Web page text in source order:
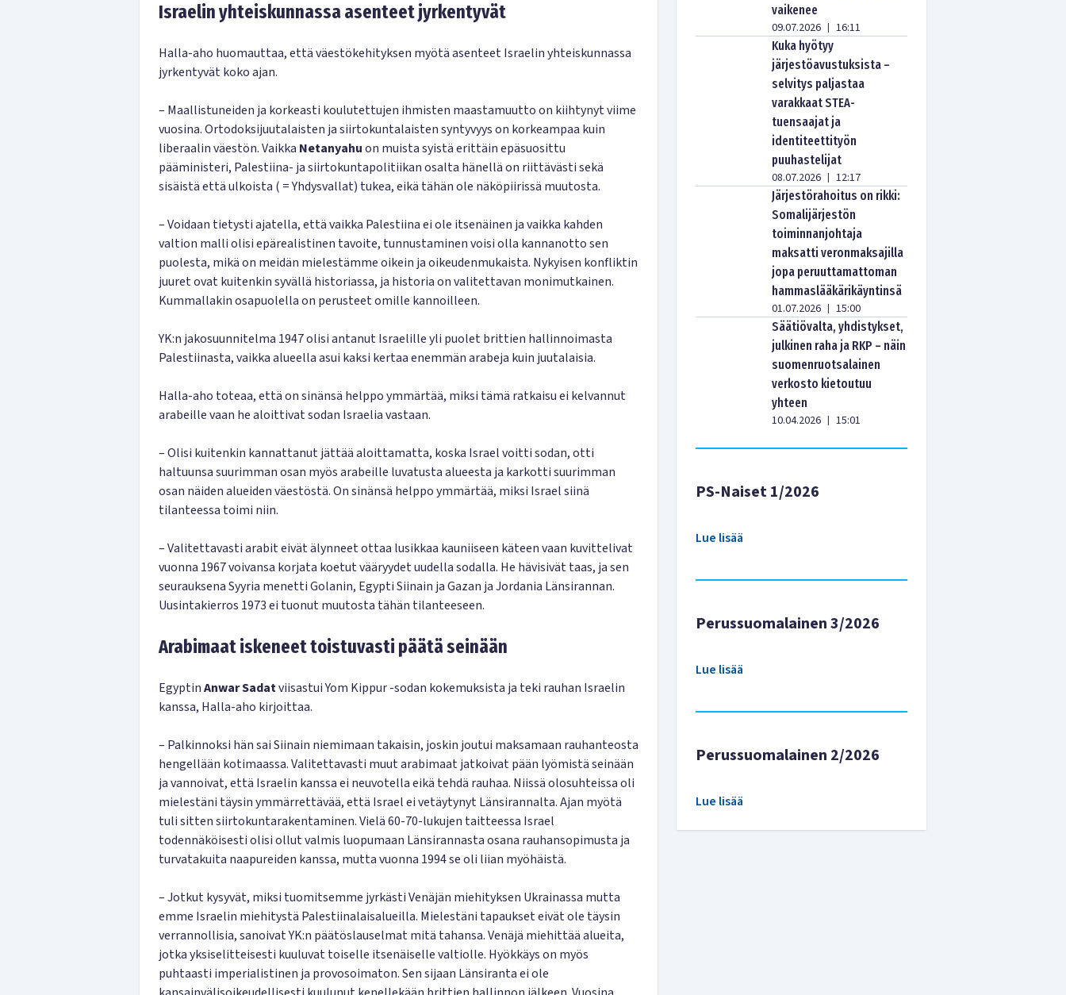
Israelin yhteiskunnassa asenteet jyrkentyvät
Halla-aho huomauttaa, että väestökehityksen myötä asenteet Israelin yhteiskunnassa
jyrkentyvät koko ajan.
– Maallistuneiden ja korkeasti koulutettujen ihmisten maastamuutto on kiihtynyt viime
vuosina. Ortodoksijuutalaisten ja siirtokuntalaisten syntyvyys on korkeampaa kuin
liberaalin väestön. Vaikka Netanyahuon muista syistä erittäin epäsuosittu
pääministeri, Palestiina- ja siirtokuntapolitiikan osalta hänellä on riittävästi sekä
sisäistä että ulkoista ( = Yhdysvallat) tukea, eikä tähän ole näköpiirissä muutosta.
– Voidaan tietysti ajatella, että vaikka Palestiina ei ole itsenäinen ja vaikka kahden
valtion malli olisi epärealistinen tavoite, tunnustaminen voisi olla kannanotto sen
puolesta, mikä on meidän mielestämme oikein ja oikeudenmukaista. Nykyisen konfliktin
juuret ovat kuitenkin syvällä historiassa, ja historia on valitettavan monimutkainen.
Kummallakin osapuolella on perusteet omille kannoilleen.
YK:n jakosuunnitelma 1947 olisi antanut Israelille yli puolet brittien hallinnoimasta
Palestiinasta, vaikka alueella asui kaksi kertaa enemmän arabeja kuin juutalaisia.
Halla-aho toteaa, että on sinänsä helppo ymmärtää, miksi tämä ratkaisu ei kelvannut
arabeille vaan he aloittivat sodan Israelia vastaan.
– Olisi kuitenkin kannattanut jättää aloittamatta, koska Israel voitti sodan, otti
haltuunsa suurimman osan myös arabeille luvatusta alueesta ja karkotti suurimman
osan näiden alueiden väestöstä. On sinänsä helppo ymmärtää, miksi Israel siinä
tilanteessa toimi niin.
– Valitettavasti arabit eivät älynneet ottaa lusikkaa kauniiseen käteen vaan kuvittelivat
vuonna 1967 voivansa korjata koetut vääryydet uudella sodalla. He hävisivät taas, ja sen
seurauksena Syyria menetti Golanin, Egypti Siinain ja Gazan ja Jordania Länsirannan.
Uusintakierros 1973 ei tuonut muutosta tähän tilanteeseen.
Arabimaat iskeneet toistuvasti päätä seinään
EgyptinAnwar Sadatviisastui Yom Kippur -sodan kokemuksista ja teki rauhan Israelin
kanssa, Halla-aho kirjoittaa.
– Palkinnoksi hän sai Siinain niemimaan takaisin, joskin joutui maksamaan rauhanteosta
hengellään kotimaassa. Valitettavasti muut arabimaat jatkoivat pään lyömistä seinään
ja vannoivat, että Israelin kanssa ei neuvotella eikä tehdä rauhaa. Niissä olosuhteissa oli
mielestäni täysin ymmärrettävää, että Israel ei vetäytynyt Länsirannalta. Ajan myötä
tuli sitten siirtokuntarakentaminen. Vielä 60-70-lukujen taitteessa Israel
todennäköisesti olisi ollut valmis luopumaan Länsirannasta osana rauhansopimusta ja
turvatakuita naapureiden kanssa, mutta vuonna 1994 se oli liian myöhäistä.
– Jotkut kysyvät, miksi tuomitsemme jyrkästi Venäjän miehityksen Ukrainassa mutta
emme Israelin miehitystä Palestiinalaisalueilla. Mielestäni tapaukset eivät ole täysin
verrannollisia, sanoivat YK:n päätöslauselmat mitä tahansa. Venäjä miehittää alueita,
jotka yksiselitteisesti kuuluvat toiselle itsenäiselle valtiolle. Hyökkäys on myös
puhtaasti imperialistinen ja provosoimaton. Sen sijaan Länsiranta ei ole
vaikenee
09.07.2026 | 16:11
Kuka hyötyy
järjestöavustuksista –
selvitys paljastaa
varakkaat STEA-
tuensaajat ja
identiteettityön
puuhastelijat
08.07.2026 | 12:17
Järjestörahoitus on rikki:
Somalijärjestön
toiminnanjohtaja
maksatti veronmaksajilla
jopa peruuttamattoman
hammaslääkärikäyntinsä
01.07.2026 | 15:00
Säätiövalta, yhdistykset,
julkinen raha ja RKP – näin
suomenruotsalainen
verkosto kietoutuu
yhteen
10.04.2026 | 15:01
PS-Naiset 1/2026
Lue lisää
Perussuomalainen 3/2026
Lue lisää
Perussuomalainen 2/2026
Lue lisää